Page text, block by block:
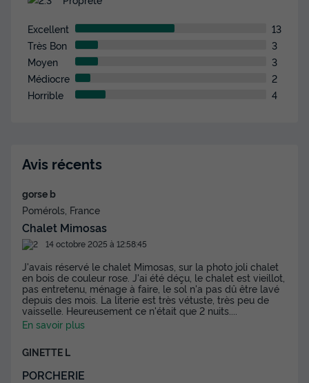
Excellent
13
Très Bon
3
Moyen
3
Médiocre
2
Horrible
4
Avis récents
gorse b
Pomérols, France
Chalet Mimosas
14 octobre 2025 à 12:58:45
J'avais réservé le chalet Mimosas, sur la photo joli chalet
en bois de couleur rose. J'ai été déçu, le chalet est vieillot,
pas entretenu, ménage à faire, le sol n'a pas dû être lavé
depuis des mois. La literie est très vétuste, très peu de
vaisselle. Heureusement ce n'était que 2 nuits.
En savoir plus
GINETTE L
PORCHERIE